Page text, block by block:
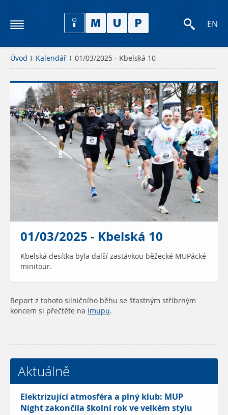
EN
Úvod Kalendář 01/03/2025 - Kbelská 10
01/03/2025 - Kbelská 10
Kbelská desítka byla další zastávkou běžecké MUPácké
minitour.
Report z tohoto silničního běhu se šťastným stříbrným
koncem si přečtěte na imupu.
Aktuálně
Elektrizující atmosféra a plný klub: MUP
Night zakončila školní rok ve velkém stylu